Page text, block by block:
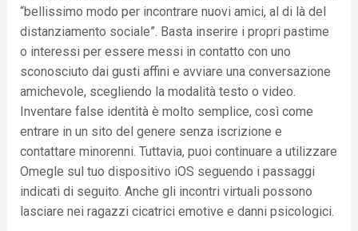
“bellissimo modo per incontrare nuovi amici, al di là del
distanziamento sociale”. Basta inserire i propri pastime
o interessi per essere messi in contatto con uno
sconosciuto dai gusti affini e avviare una conversazione
amichevole, scegliendo la modalità testo o video.
Inventare false identità è molto semplice, così come
entrare in un sito del genere senza iscrizione e
contattare minorenni. Tuttavia, puoi continuare a utilizzare
Omegle sul tuo dispositivo iOS seguendo i passaggi
indicati di seguito. Anche gli incontri virtuali possono
lasciare nei ragazzi cicatrici emotive e danni psicologici.